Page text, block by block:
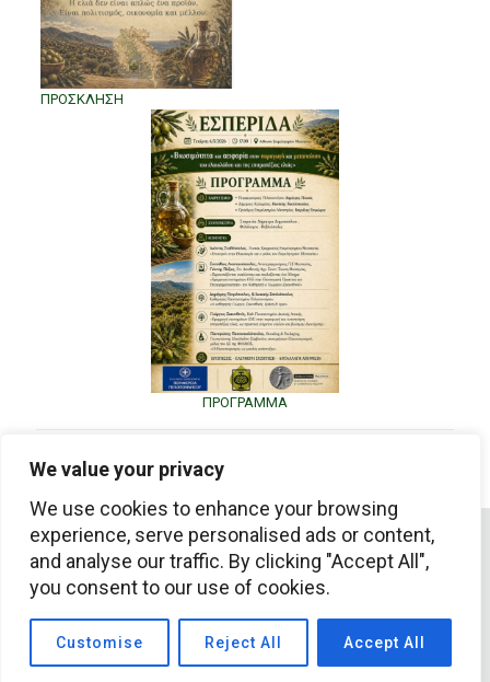
We value your privacy
We use cookies to enhance your browsing
experience, serve personalised ads or content,
and analyse our traffic. By clicking "Accept All",
you consent to our use of cookies.
Customise Reject All Accept All
ΠΡΟΣΚΛΗΣΗ
ΠΡΟΓΡΑΜΜΑ
Share
© 2026 filaios.org | All Rights Reserved | Developed by
FNGNET